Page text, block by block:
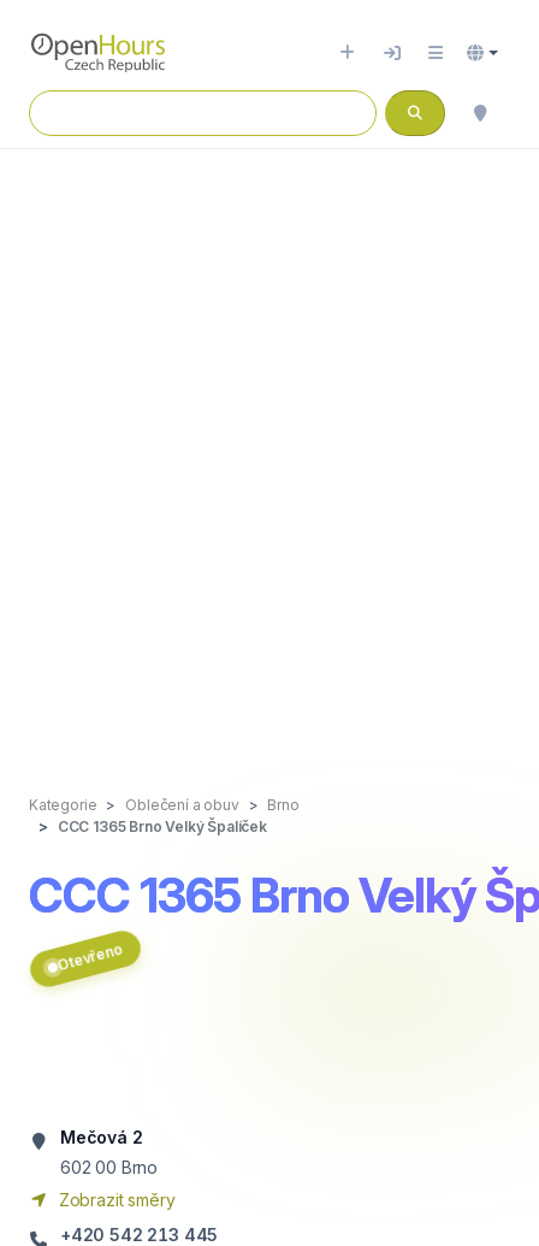
Kategorie Oblečení a obuv
Brno
CCC 1365 Brno Velký Špalíček
CCC 1365 Brno Velký
Otevřeno
Mečová 2
602 00 Brno
Zobrazit směry
+420 542 213 445